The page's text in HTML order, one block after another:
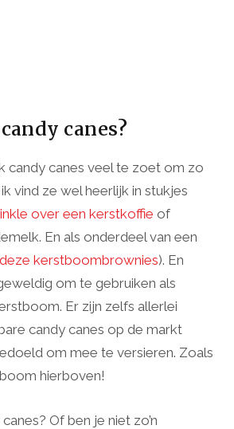
canes?
candy canes veel te zoet om zo
vind ze wel heerlijk in stukjes
over een kerstkoffie of
En als onderdeel van een
kerstboombrownies). En
om te gebruiken als
Er zijn zelfs allerlei
candy canes op de markt
om mee te versieren. Zoals
hierboven!
Of ben je niet zo’n